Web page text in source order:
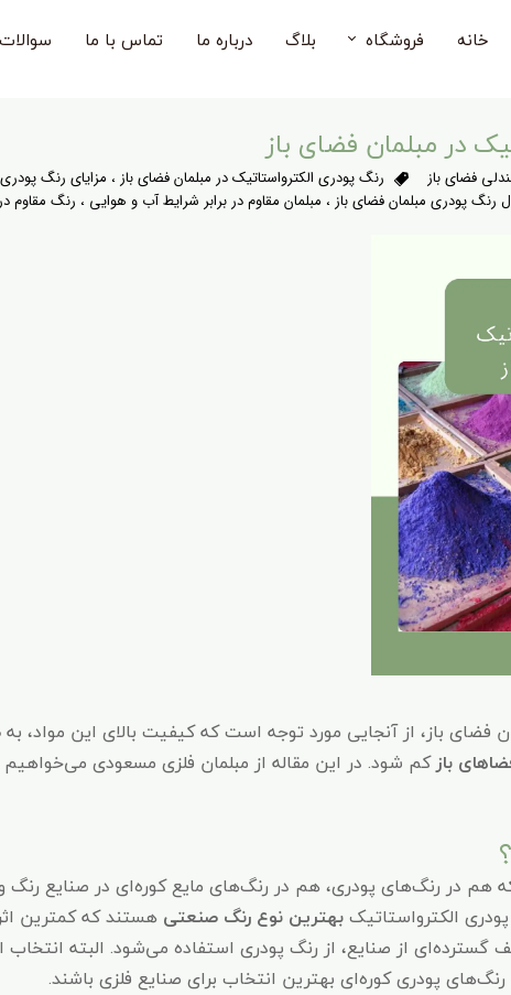
خانه فروشگاه
میز فضای باز
میز و صندلی فضای باز
بلاگ درباره ما تماس با ما
در مبلمان فضای باز
فضای باز رنگ پودری الکترواستاتیک در مبلمان فضای باز ، مزایای رنگ
رنگ پودری مبلمان فضای باز ، مبلمان مقاوم در برابر شرایط آب و هوایی ، رنگ مقاوم
فضای باز، از آنجایی مورد توجه است که کیفیت بالای این مواد، به
بازکم شود. در این مقاله از مبلمان فلزی مسعودی می‌خواهیم
هم در رنگ‌های پودری، هم در رنگ‌های مایع کوره‌ای در صنایع
الکترواستاتیکبهترین نوع رنگ صنعتی هستند که کمترین
گسترده‌ای از صنایع، از رنگ‌ پودری استفاده می‌شود. البته انتخاب
پودری کوره‌ای بهترین انتخاب برای صنایع فلزی باشند.